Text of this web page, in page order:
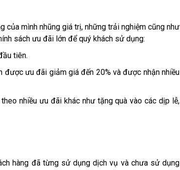
của mình nhũng giá trị, những trải nghiệm cũng như
sách ưu đãi lớn để quý khách sử dụng:
tiên.
được ưu đãi giảm giá đến 20% và được nhận nhiều
nhiều ưu đãi khác như tặng quà vào các dịp lễ,
hàng đã từng sử dụng dịch vụ và chưa sử dụng